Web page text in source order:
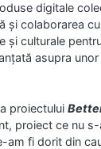
digitale
și colaborarea
și culturale
asupra
proiectului
proiect ce nu
am fi dorit din